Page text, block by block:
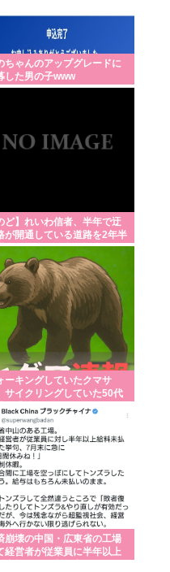
ちゃんのアップグレードに
した男の子www
ど】れいわ信者、半年で迂
が開通している道路を2年半
されていると印象操作して
う
ーキングしていたクマサ
サイクリングしていた50代
に遭遇
崩壊の中国・広東省の工場
経営者が従業員に半年以上